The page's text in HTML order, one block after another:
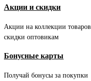
Акции и скидки
Акции на коллекции товаров
скидки оптовикам
Бонусные карты
Получай бонусы за покупки